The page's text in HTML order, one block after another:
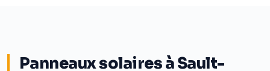
Panneaux solaires à Sault-